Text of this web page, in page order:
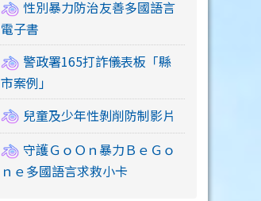
性別暴力防治友善多國語言
電子書
警政署165打詐儀表板「縣
市案例」
兒童及少年性剝削防制影片
守護ＧｏＯｎ暴力ＢｅＧｏ
ｎｅ多國語言求救小卡